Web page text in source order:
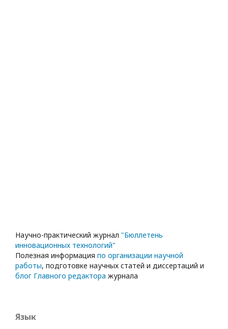
Научно-практический журнал "Бюллетень
инновационных технологий"
Полезная информация по организации научной
работы, подготовке научных статей и диссертаций и
блог Главного редактора журнала
Язык